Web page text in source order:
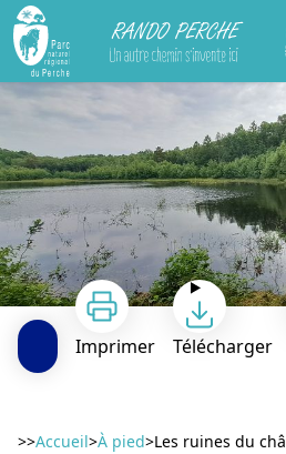
Rando Perche
Les ruines du château de Gannes
Imprimer Télécharger
>>Accueil>À pied>Les ruines du